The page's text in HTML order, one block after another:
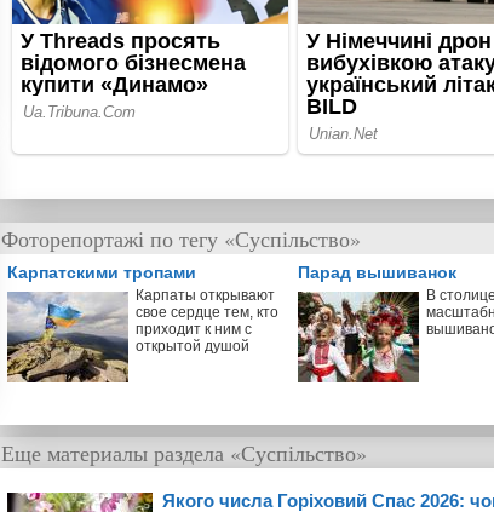
Фоторепортажі по тегу «Суспільство»
Карпатскими тропами
Карпаты открывают
свое сердце тем, кто
приходит к ним с
открытой душой
Парад вышиванок
В
Еще материалы раздела «Суспільство»
Якого числа Горіховий Спас 2026: